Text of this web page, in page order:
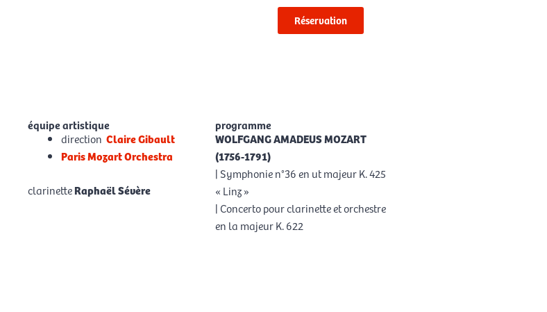
Réservation
équipe artistique
direction Claire Gibault
Paris Mozart Orchestra
clarinetteRaphaël Sévère
programme
WOLFGANG AMADEUS MOZART
(1756-1791)
| Symphonie n°36 en ut majeur K. 425
« Linz »
| Concerto pour clarinette et orchestre
en la majeur K. 622